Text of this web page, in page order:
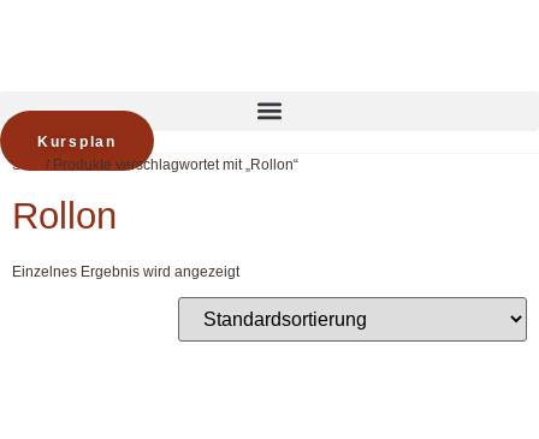
Kursplan
Start
/ Produkte verschlagwortet mit „Rollon“
Rollon
Einzelnes Ergebnis wird angezeigt